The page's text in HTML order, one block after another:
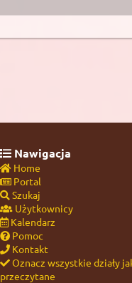
Nawigacja
Home
Portal
Szukaj
Użytkownicy
Kalendarz
Pomoc
Kontakt
Oznacz wszystkie działy
przeczytane